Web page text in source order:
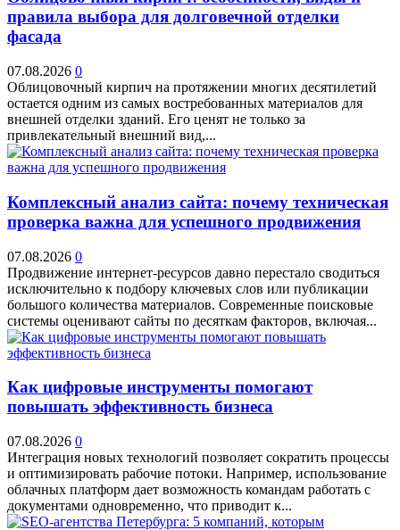
правила выбора для долговечной отделки
фасада
07.08.2026 0
Облицовочный кирпич на протяжении многих десятилетий
остается одним из самых востребованных материалов для
внешней отделки зданий. Его ценят не только за
привлекательный внешний вид,...
Комплексный анализ сайта: почему техническая
проверка важна для успешного продвижения
07.08.2026 0
Продвижение интернет-ресурсов давно перестало сводиться
исключительно к подбору ключевых слов или публикации
большого количества материалов. Современные поисковые
системы оценивают сайты по десяткам факторов, включая...
Как цифровые инструменты помогают
повышать эффективность бизнеса
07.08.2026 0
Интеграция новых технологий позволяет сократить процессы
и оптимизировать рабочие потоки. Например, использование
облачных платформ дает возможность командам работать с
документами одновременно, что приводит к...